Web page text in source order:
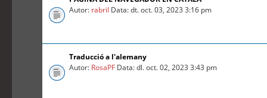
Autor: rabril Data: dt. oct. 03, 2023 3:16 pm
Traducció a l'alemany
Autor: RosaPF Data: dl. oct. 02, 2023 3:43 pm